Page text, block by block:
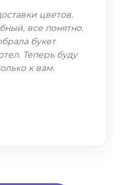
цветов.
все понятно.
букет
Теперь буду
к вам.